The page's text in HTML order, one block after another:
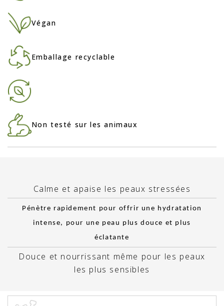
Végan
Emballage recyclable
Non testé sur les animaux
Calme et apaise les peaux stressées
Pénètre rapidement pour offrir une hydratation
intense, pour une peau plus douce et plus
éclatante
Douce et nourrissant même pour les peaux
les plus sensibles